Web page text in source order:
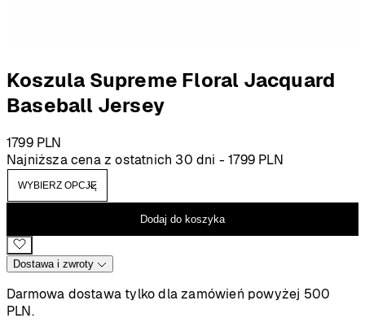
Koszula Supreme Floral Jacquard
Baseball Jersey
1799 PLN
Najniższa cena z ostatnich 30 dni -1799 PLN
Dodaj do koszyka
Dostawa i zwroty
Darmowa dostawa tylko dla zamówień powyżej 500
PLN.